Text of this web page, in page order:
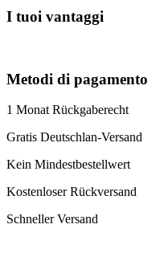
I tuoi vantaggi
Metodi di pagamento
1 Monat Rückgaberecht
Gratis Deutschlan-Versand
Kein Mindestbestellwert
Kostenloser Rückversand
Schneller Versand